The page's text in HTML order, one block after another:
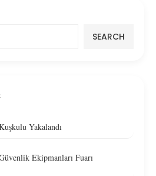
SEARCH
Yakalandı
Ekipmanları Fuarı